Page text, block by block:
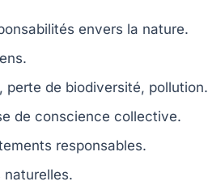
envers la nature.
, perte de biodiversité, pollution.
de conscience collective.
responsables.
naturelles.